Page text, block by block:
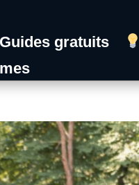
Guides gratuits